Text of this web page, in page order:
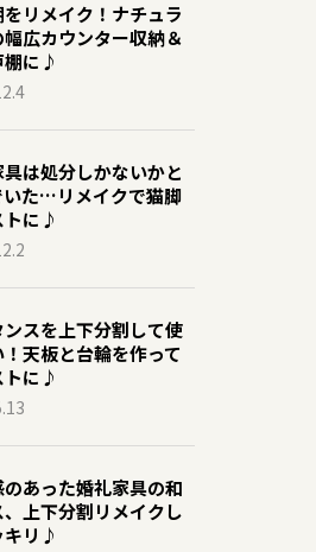
リメイク！ナチュラ
幅広カウンター収納＆
棚に♪
は処分しかないかと
いた…リメイクで猫脚
トに♪
スを上下分割して使
！天板と台輪を作って
トに♪
のあった婚礼家具の和
、上下分割リメイクし
キリ♪